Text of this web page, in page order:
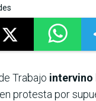
Trabajo intervino
protesta por